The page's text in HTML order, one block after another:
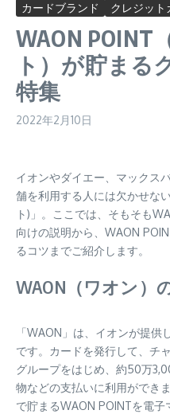
カードブランド クレジット
WAON POINT
ト）が貯まる
特集
2022年2月10日
イオンやダイエー、マックス
舗を利用する人には欠かせな
ト)」。ここでは、そもそも
向けの説明から、WAON
るコツまでご紹介します。
WAON（ワオン）
「WAON」は、イオンが提
です。カードを発行して、チ
グループをはじめ、約50万
物などの支払いに利用ができ
で貯まるWAON POINTを電